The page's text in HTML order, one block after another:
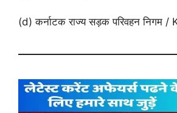
(d) कर्नाटक राज्य सड़क परिवहन निगम /